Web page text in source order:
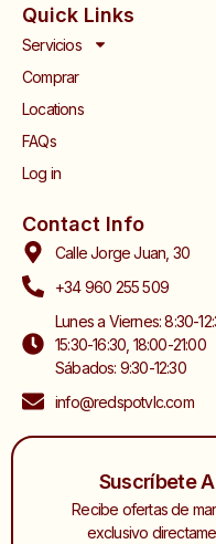
Quick Links
Servicios
Comprar
Locations
FAQs
Log in
Contact Info
Calle Jorge Juan, 30
+34 960 255 509
Lunes a Viernes: 8:30-
15:30-16:30, 18:00-21:00
Sábados: 9:30-12:30
info@redspotvlc.com
Suscríbete
Recibe ofertas de
exclusivo